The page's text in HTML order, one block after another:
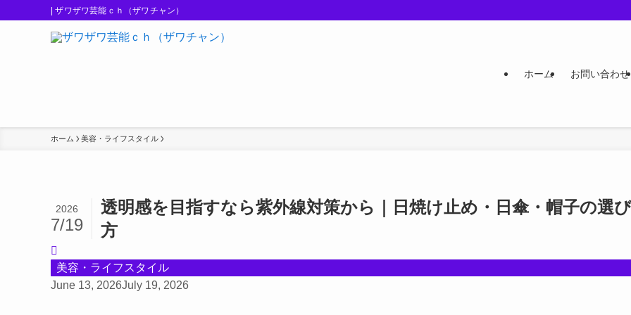
| ザワザワ芸能ｃｈ（ザワチャン）
ホーム お問い合わせ
ホーム 美容・ライフスタイル
透明感を目指すなら紫外線対策から｜日焼け止め・日傘・帽子の選び
方
2026
7/19
美容・ライフスタイル
June 13, 2026July 19, 2026